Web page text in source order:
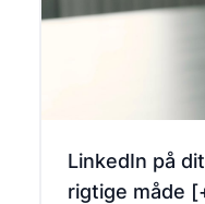
LinkedIn på
rigtige måde